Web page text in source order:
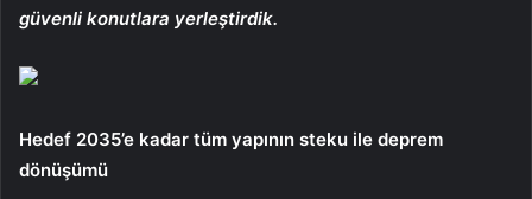
güvenli konutlara yerleştirdik.
Hedef 2035’e kadar tüm yapının steku ile deprem
dönüşümü